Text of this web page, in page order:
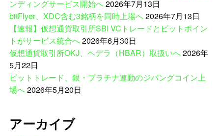
ンディングサービス開始へ2026年7月13日
bitFlyer、XDC含む3銘柄を同時上場へ2026年7月13日
【速報】仮想通貨取引所SBI VCトレードとビットポイン
トがサービス統合へ2026年6月30日
仮想通貨取引所OKJ、ヘデラ（HBAR）取扱いへ2026年
5月22日
ビットトレード、銀・プラチナ連動のジパングコイン上
場へ2026年5月20日
アーカイブ